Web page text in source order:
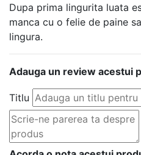
Dupa prima lingurita luata
manca cu o felie de paine
lingura.
Adauga un review acestui
Titlu